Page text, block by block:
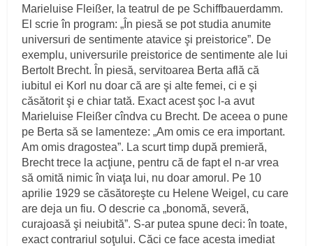
Marieluise Fleißer, la teatrul de pe Schiffbauerdamm.
El scrie în program: „În piesă se pot studia anumite
universuri de sentimente atavice şi preistorice”. De
exemplu, universurile preistorice de sentimente ale lui
Bertolt Brecht. În piesă, servitoarea Berta află că
iubitul ei Korl nu doar că are şi alte femei, ci e şi
căsătorit şi e chiar tată. Exact acest şoc l-a avut
Marieluise Fleißer cîndva cu Brecht. De aceea o pune
pe Berta să se lamenteze: „Am omis ce era important.
Am omis dragostea”. La scurt timp după premieră,
Brecht trece la acţiune, pentru că de fapt el n-ar vrea
să omită nimic în viaţa lui, nu doar amorul. Pe 10
aprilie 1929 se căsătoreşte cu Helene Weigel, cu care
are deja un fiu. O descrie ca „bonomă, severă,
curajoasă şi neiubită”. S-ar putea spune deci: în toate,
exact contrariul soţului. Căci ce face acesta imediat